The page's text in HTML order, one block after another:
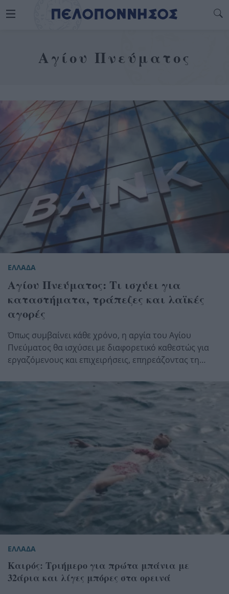
Αγίου Πνεύματος
ΕΛΛΑΔΑ
Αγίου Πνεύματος: Τι ισχύει για
καταστήματα, τράπεζες και λαϊκές
αγορές
Όπως συμβαίνει κάθε χρόνο, η αργία του Αγίου
Πνεύματος θα ισχύσει με διαφορετικό καθεστώς για
εργαζόμενους και επιχειρήσεις, επηρεάζοντας τη…
ΕΛΛΑΔΑ
Καιρός: Τριήμερο για πρώτα μπάνια με
32άρια και λίγες μπόρες στα ορεινά